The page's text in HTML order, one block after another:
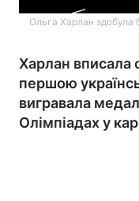
Ольга Харлан здобула
Харлан вписала
першою
вигравала
Олімпіадах у